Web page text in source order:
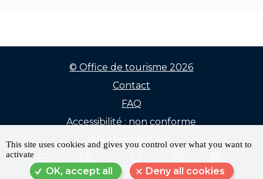
© Office de tourisme 2026
Pied
de
page
Contact
FAQ
Accessibilité : non conforme
Mentions légales
Plan du site
MENU RÉSERVER RECHERCHE FAQ LANGUE
This site uses cookies and gives you control over what you want to
activate
OK, accept all Deny all cookies